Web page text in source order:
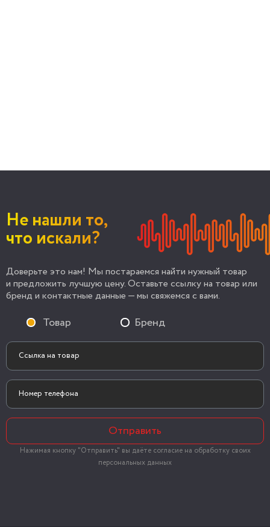
Не нашли то,
что искали?
Доверьте это нам! Мы постараемся найти нужный товар
и предложить лучшую цену. Оставьте ссылку на товар или
бренд и контактные данные — мы свяжемся с вами.
Товар Бренд
Отправить
Нажимая кнопку "Отправить" вы даёте согласие на обработку своих
персональных данных